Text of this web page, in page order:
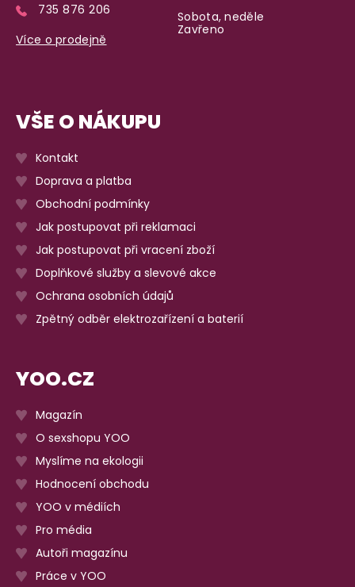
735 876 206
Více o prodejně
Sobota, neděle
Zavřeno
VŠE O NÁKUPU
Kontakt
Doprava a platba
Obchodní podmínky
Jak postupovat při reklamaci
Jak postupovat při vracení zboží
Doplňkové služby a slevové akce
Ochrana osobních údajů
Zpětný odběr elektrozařízení a baterií
YOO.CZ
Magazín
O sexshopu YOO
Myslíme na ekologii
Hodnocení obchodu
YOO v médiích
Pro média
Autoři magazínu
Práce v YOO